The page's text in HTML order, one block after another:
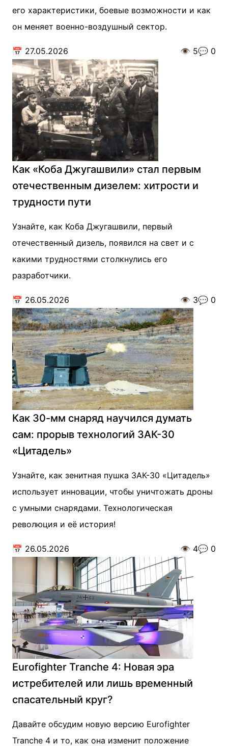
его характеристики, боевые возможности и как
он меняет военно-воздушный сектор.
📅 27.05.2026 👁️ 5💬 0
Как «Коба Джугашвили» стал первым
отечественным дизелем: хитрости и
трудности пути
Узнайте, как Коба Джугашвили, первый
отечественный дизель, появился на свет и с
какими трудностями столкнулись его
разработчики.
📅 26.05.2026 👁️ 3💬 0
Как 30-мм снаряд научился думать
сам: прорыв технологий ЗАК-30
«Цитадель»
Узнайте, как зенитная пушка ЗАК-30 «Цитадель»
использует инновации, чтобы уничтожать дроны
с умными снарядами. Технологическая
революция и её история!
📅 26.05.2026 👁️ 4💬 0
Eurofighter Tranche 4: Новая эра
истребителей или лишь временный
спасательный круг?
Давайте обсудим новую версию Eurofighter
Tranche 4 и то, как она изменит положение